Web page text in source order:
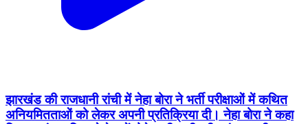
झारखंड की राजधानी रांची में नेहा बोरा ने भर्ती परीक्षाओं में कथित
अनियमितताओं को लेकर अपनी प्रतिक्रिया दी। नेहा बोरा ने कहा